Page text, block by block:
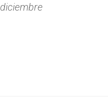
diciembre